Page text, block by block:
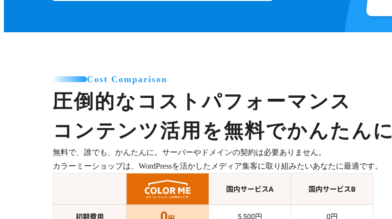
Cost Comparison
圧倒的なコストパフォーマンス
コンテンツ活用を無料でかんたんに
無料で、誰でも、かんたんに。サーバーやドメインの契約は必要ありません。
カラーミーショップは、WordPressを活かしたメディア集客に取り組みたいあなたに最適です。